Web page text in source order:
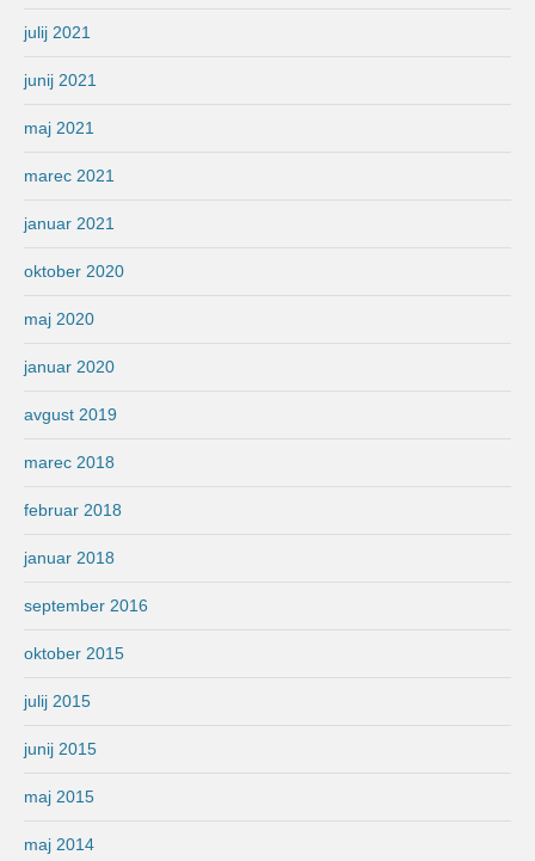
julij 2021
junij 2021
maj 2021
marec 2021
januar 2021
oktober 2020
maj 2020
januar 2020
avgust 2019
marec 2018
februar 2018
januar 2018
september 2016
oktober 2015
julij 2015
junij 2015
maj 2015
maj 2014